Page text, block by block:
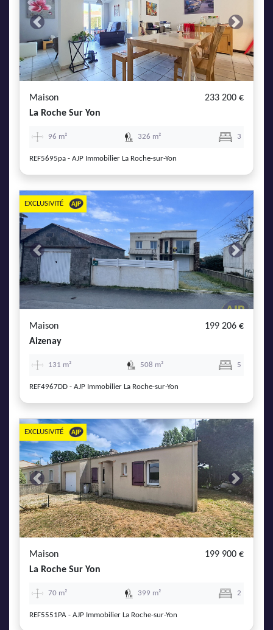
Previous Next
Maison
233 200 €
La Roche Sur Yon
96 m² 326 m² 3
REF5695pa - AJP Immobilier La Roche-sur-Yon
Previous Next
EXCLUSIVITÉ
Maison
199 206 €
Aizenay
131 m² 508 m² 5
REF4967DD - AJP Immobilier La Roche-sur-Yon
Previous Next
EXCLUSIVITÉ
Maison
199 900 €
La Roche Sur Yon
70 m² 399 m² 2
REF5551PA - AJP Immobilier La Roche-sur-Yon